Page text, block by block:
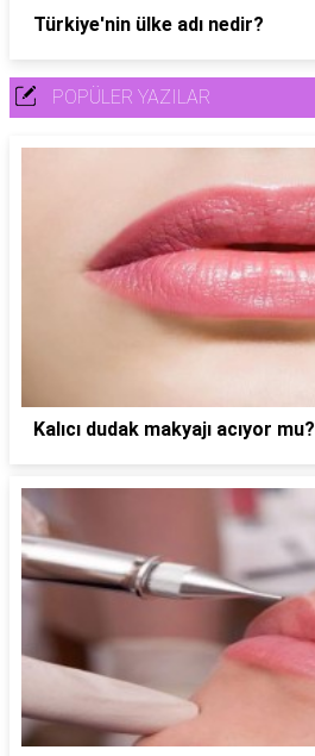
Türkiye'nin ülke adı nedir?
POPÜLER YAZILAR
Kalıcı dudak makyajı acıyor mu?